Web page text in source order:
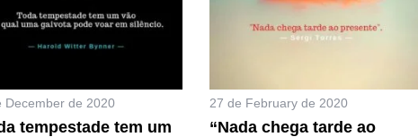
December de 2020
tempestade tem um
27 de February de 2020
“Nada chega tarde ao